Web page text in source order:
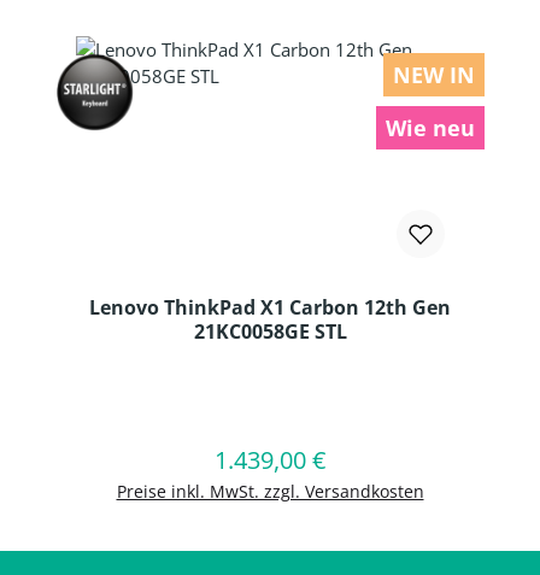
NEW IN
Wie neu
Lenovo ThinkPad X1 Carbon 12th Gen
21KC0058GE STL
Regulärer Preis:
1.439,00 €
Preise inkl. MwSt. zzgl. Versandkosten
In den Warenkorb